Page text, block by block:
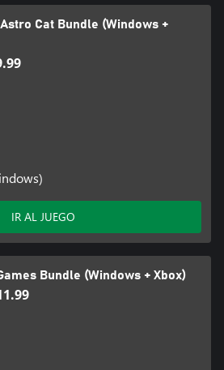
Cat Bundle (Windows +
IR AL JUEGO
Bundle (Windows + Xbox)